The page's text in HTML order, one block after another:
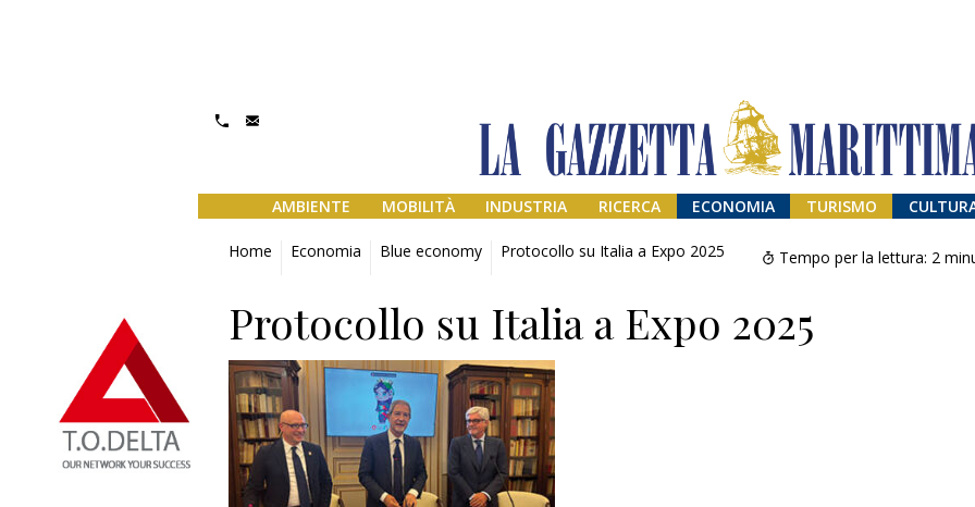
AMBIENTE MOBILITÀ INDUSTRIA RICERCA ECONOMIA TURISMO
Home Economia Blue economy Protocollo su Italia a Expo 2025 Tempo per la lettura: 2
Protocollo su Italia a Expo 2025